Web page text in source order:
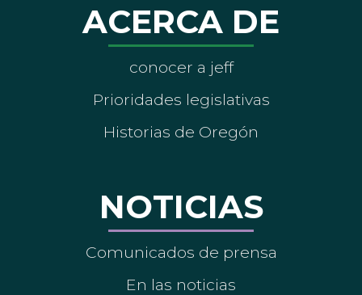
ACERCA DE
conocer a jeff
Prioridades legislativas
Historias de Oregón
NOTICIAS
Comunicados de prensa
En las noticias